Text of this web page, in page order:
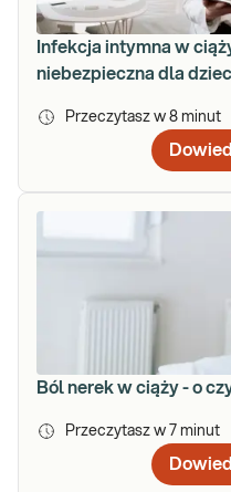
Infekcja intymna w
niebezpieczna dla
Przeczytasz w 8 minut
Ból nerek w ciąży - o
Przeczytasz w 7 minut